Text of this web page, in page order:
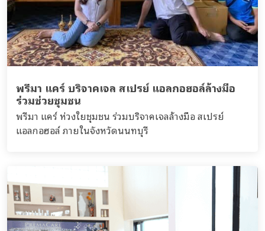
พรีมา แคร์ บริจาคเจล สเปรย์ แอลกอฮอล์ล้างมือ
ร่วมช่วยชุมชน
พรีมา แคร์ ห่วงใยชุมชน ร่วมบริจาคเจลล้างมือ สเปรย์
แอลกอฮอล์ ภายในจังหวัดนนทบุรี